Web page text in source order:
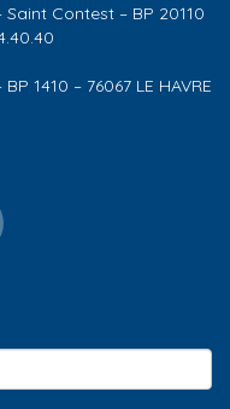
Saint Contest – BP 20110
1410 – 76067 LE HAVRE